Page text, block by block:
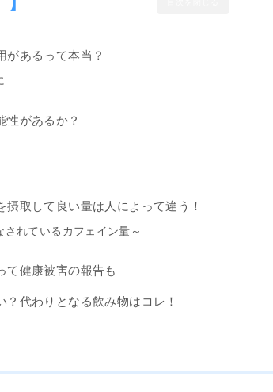
があるって本当？
性があるか？
取して良い量は人によって違う！
されているカフェイン量～
て健康被害の報告も
代わりとなる飲み物はコレ！